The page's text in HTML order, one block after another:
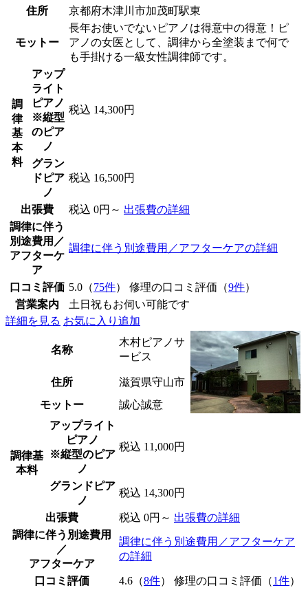
住所
京都府木津川市加茂町駅東
モットー
長年お使いでないピアノは得意中の得意！ピ
アノの女医として、調律から全塗装まで何で
も手掛ける一級女性調律師です。
調
律
基
本
料
アップ
ライト
ピアノ
※縦型
のピア
ノ
税込 14,300円
グラン
ドピア
ノ
税込 16,500円
出張費 税込 0円～ 出張費の詳細
調律に伴う
別途費用／
アフターケ
ア
調律に伴う別途費用／アフターケアの詳細
口コミ評価 5.0（75件） 修理の口コミ評価（9件）
営業案内
土日祝もお伺い可能です
詳細を見る お気に入り追加
名称
木村ピアノサ
ービス
住所
滋賀県守山市
モットー
誠心誠意
調律基
本料
アップライト
ピアノ
※縦型のピア
ノ
税込 11,000円
グランドピア
ノ
税込 14,300円
出張費 税込 0円～ 出張費の詳細
調律に伴う別途費用
／
アフターケア
調律に伴う別途費用／アフターケア
の詳細
口コミ評価 4.6（8件） 修理の口コミ評価（1件）